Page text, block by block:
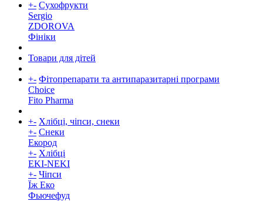
+- Сухофрукти
Sergio
ZDOROVA
Фініки
Товари для дітей
+- Фітопрепарати та антипаразитарні програми
Choice
Fito Pharma
+- Хлібці, чіпси, снеки
+- Снеки
Екород
+- Хлібці
EKI-NEKI
+- Чіпси
Їж Еко
Фьючефуд